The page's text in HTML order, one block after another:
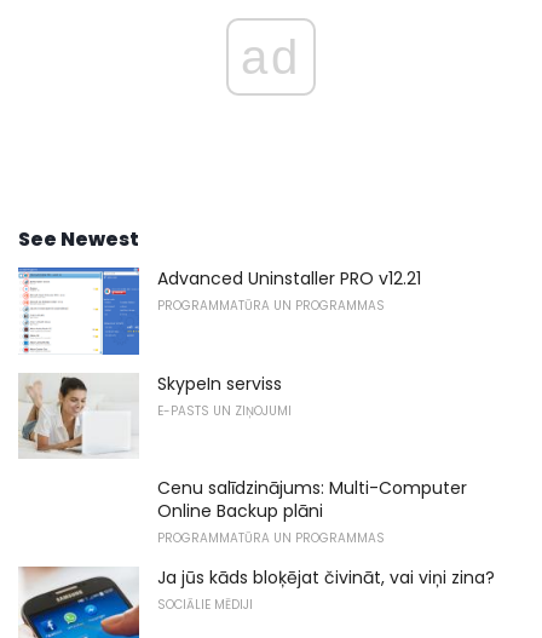
ad
See Newest
Advanced Uninstaller PRO v12.21
PROGRAMMATŪRA UN PROGRAMMAS
SkypeIn serviss
E-PASTS UN ZIŅOJUMI
Cenu salīdzinājums: Multi-Computer
Online Backup plāni
PROGRAMMATŪRA UN PROGRAMMAS
Ja jūs kāds bloķējat čivināt, vai viņi zina?
SOCIĀLIE MĒDIJI